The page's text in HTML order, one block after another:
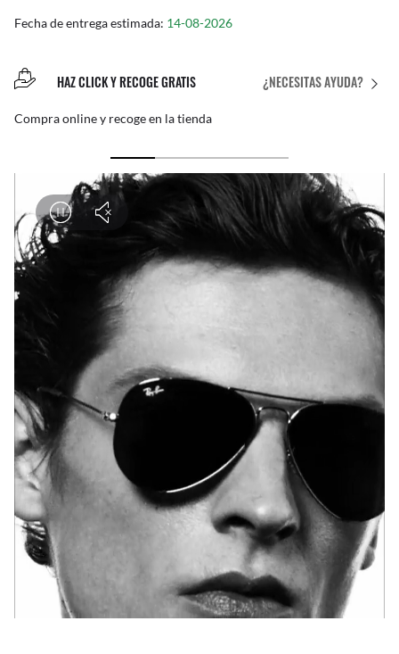
Fecha de entrega estimada: 14-08-2026
¿NECESITAS AYUDA?
HAZ CLICK Y RECOGE GRATIS
Compra online y recoge en la tienda